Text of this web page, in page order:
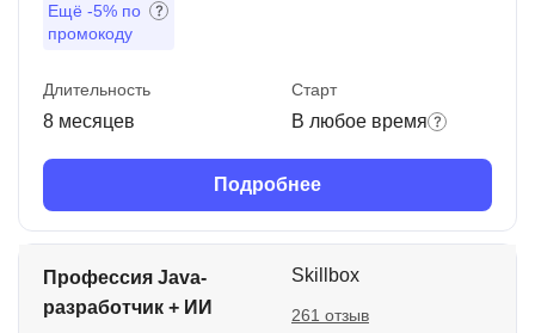
Ещё -5% по
промокоду
Длительность
8 месяцев
Старт
В любое время
Подробнее
Профессия Java-
разработчик + ИИ
Skillbox
261 отзыв